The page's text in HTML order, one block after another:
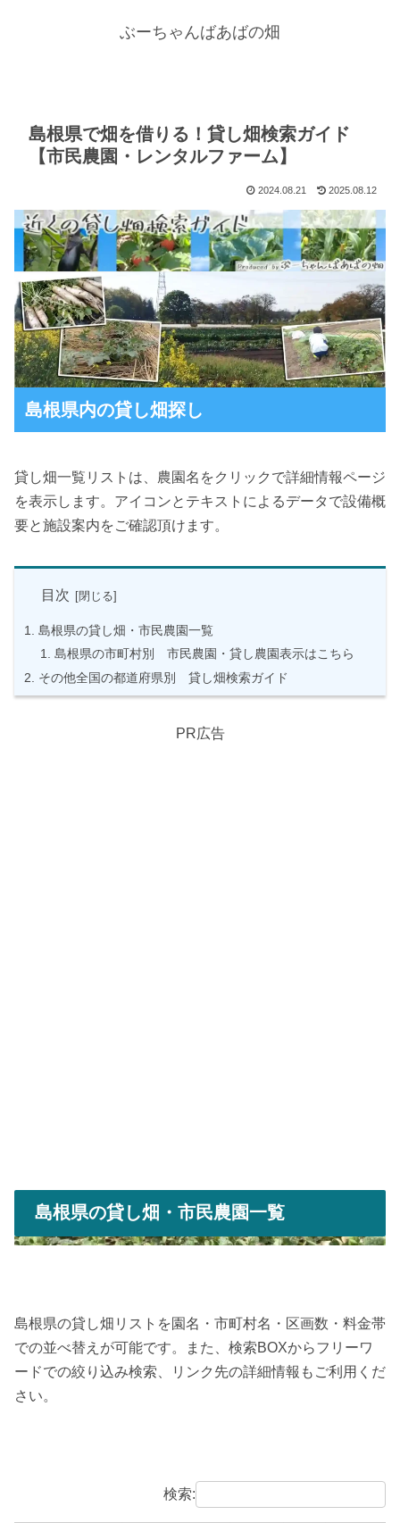
ぶーちゃんばあばの畑
島根県で畑を借りる！貸し畑検索ガイド
【市民農園・レンタルファーム】
2024.08.21 2025.08.12
島根県内の貸し畑探し
貸し畑一覧リストは、農園名をクリックで詳細情報ページ
を表示します。アイコンとテキストによるデータで設備概
要と施設案内をご確認頂けます。
目次
島根県の貸し畑・市民農園一覧
島根県の市町村別 市民農園・貸し農園表示はこちら
その他全国の都道府県別 貸し畑検索ガイド
PR広告
島根県の貸し畑・市民農園一覧
島根県の貸し畑リストを園名・市町村名・区画数・料金帯
での並べ替えが可能です。また、検索BOXからフリーワ
ードでの絞り込み検索、リンク先の詳細情報もご利用くだ
さい。
検索: